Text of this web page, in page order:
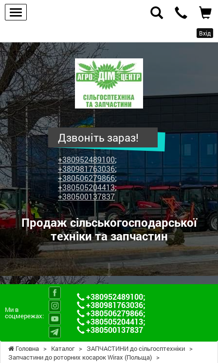
Вхід
ПП
"Агродім-
центр"
-
продаж
сільськогосподарської
техніки
та
запчастин
Дзвоніть зараз!
+380952489100;
+380981763036;
+380506279866;
+380505204413;
+380500137837
Продаж сільськогосподарської
техніки та запчастин
Ми в
соцмережах:
+380952489100;
+380981763036;
+380506279866;
+380505204413;
+380500137837
Головна > Каталог > ЗАПЧАСТИНИ до сільгосптехніки >
Запчастини до роторних косарок Wirax (Польща) >